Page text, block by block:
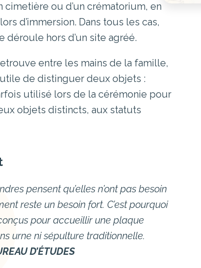
ou d’un crématorium, en
d’immersion. Dans tous les cas,
hors d’un site agréé.
entre les mains de la famille,
utile de distinguer deux objets :
utilisé lors de la cérémonie pour
objets distincts, aux statuts
pensent qu’elles n’ont pas besoin
reste un besoin fort. C’est pourquoi
pour accueillir une plaque
urne ni sépulture traditionnelle.
D’ÉTUDES